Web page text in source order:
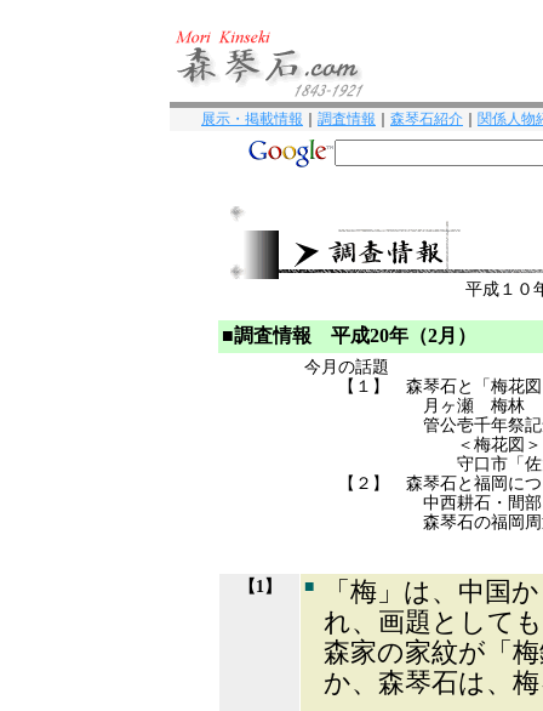
展示・掲載情報 調査情報 森琴石紹介 関係人物
平成１０
■調査情報 平成20年（2月）
今月の話題
【１】 森琴石と「梅花
月ヶ瀬 梅林
管公壱千年祭
＜梅花図
守口市「
【２】 森琴石と福岡に
中西耕石・間
森琴石の福岡
【1】 ■
「梅」は、中国
れ、画題として
森家の家紋が「
か、森琴石は、